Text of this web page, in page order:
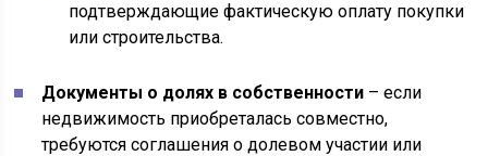
подтверждающие фактическую оплату покупки
или строительства.
Документы о долях в собственности – если
недвижимость приобреталась совместно,
требуются соглашения о долевом участии или